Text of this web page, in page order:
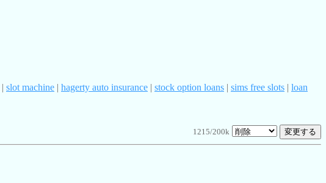
| slot machine | hagerty auto insurance | stock option loans | sims free slots | loan
1215/200k